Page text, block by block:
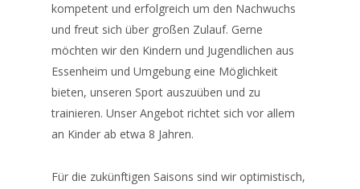
kompetent und erfolgreich um den Nachwuchs
und freut sich über großen Zulauf. Gerne
möchten wir den Kindern und Jugendlichen aus
Essenheim und Umgebung eine Möglichkeit
bieten, unseren Sport auszuüben und zu
trainieren. Unser Angebot richtet sich vor allem
an Kinder ab etwa 8 Jahren.
Für die zukünftigen Saisons sind wir optimistisch,